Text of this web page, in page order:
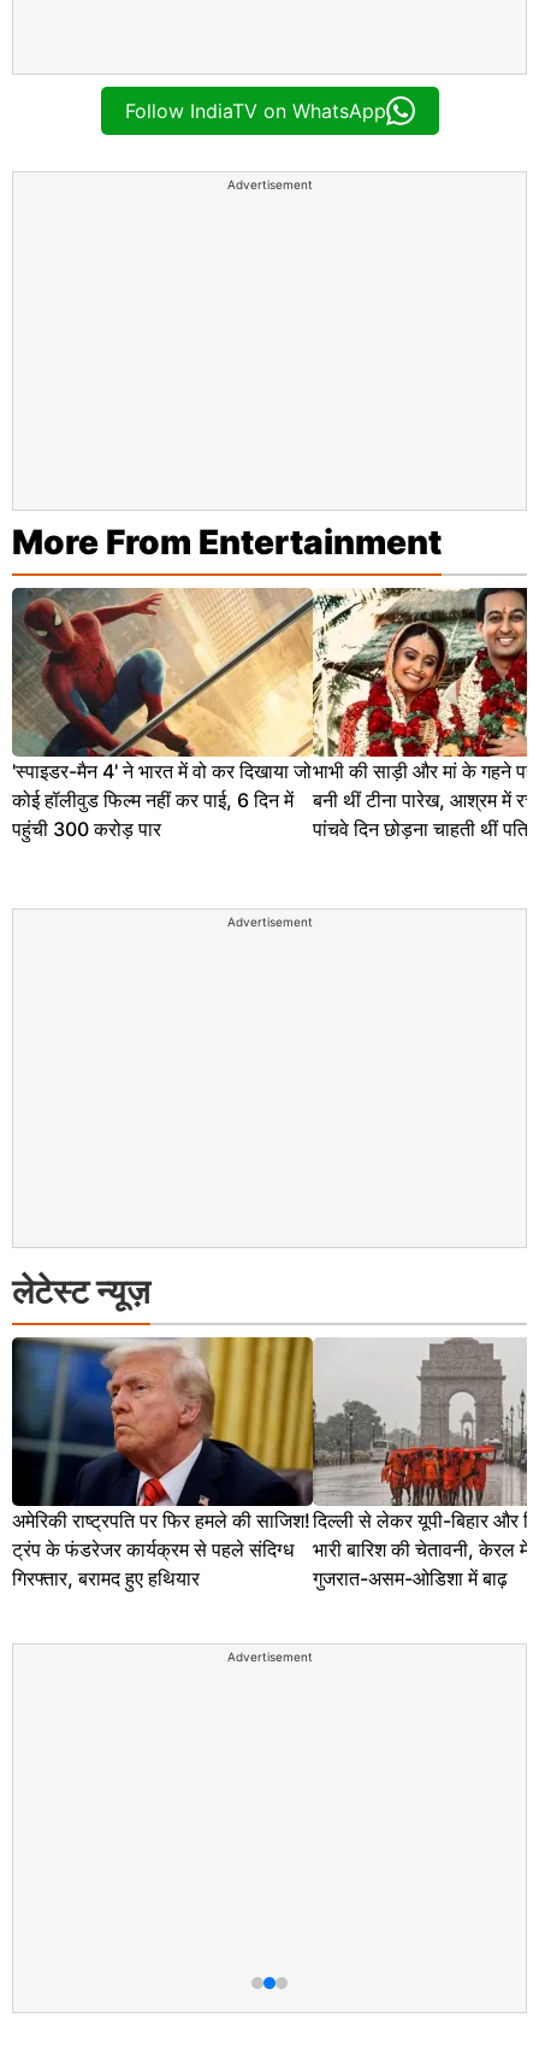
Follow IndiaTV on WhatsApp
Advertisement
More From Entertainment
'स्पाइडर-मैन 4' ने भारत में वो कर दिखाया जो
कोई हॉलीवुड फिल्म नहीं कर पाई, 6 दिन में
पहुंची 300 करोड़ पार
भाभी की साड़ी और मां के गहने
बनी थीं टीना पारेख, आश्रम में
पांचवे दिन छोड़ना चाहती थीं पति
Advertisement
लेटेस्ट न्यूज़
अमेरिकी राष्ट्रपति पर फिर हमले की साजिश!
ट्रंप के फंडरेजर कार्यक्रम से पहले संदिग्ध
गिरफ्तार, बरामद हुए हथियार
दिल्ली से लेकर यूपी-बिहार और
भारी बारिश की चेतावनी, केरल
गुजरात-असम-ओडिशा में बाढ़
Advertisement